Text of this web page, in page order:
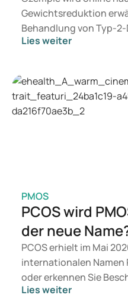
Gewichtsreduktion
Behandlung von Typ-
Suchen Sie eine
geeignet ist,
gesundheitlichen
aktuellen Medikation.
Lies weiter
PMOS
PCOS wird
der neue
PCOS erhielt im Mai
internationalen Namen
oder erkennen Sie
passen? Medizinisch
Lies weiter